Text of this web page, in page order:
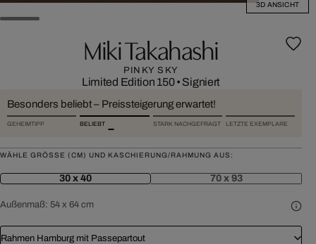
3D ANSICHT
Miki Takahashi
PINKY SKY
Limited Edition 150• Signiert
Besonders beliebt – Preissteigerung erwartet!
GEHEIMTIPP BELIEBT STARK NACHGEFRAGT LETZTE EXEMPLARE
WÄHLE GRÖSSE (CM) UND KASCHIERUNG/RAHMUNG AUS:
30 x 40 70 x 93
Außenmaß: 54 x 64 cm
Rahmen Hamburg mit Passepartout